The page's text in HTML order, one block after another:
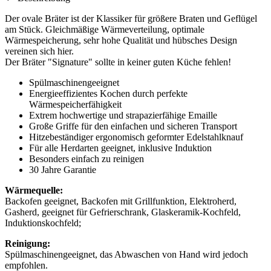
Der ovale Bräter ist der Klassiker für größere Braten und Geflügel
am Stück. Gleichmäßige Wärmeverteilung, optimale
Wärmespeicherung, sehr hohe Qualität und hübsches Design
vereinen sich hier.
Der Bräter "Signature" sollte in keiner guten Küche fehlen!
Spülmaschinengeeignet
Energieeffizientes Kochen durch perfekte
Wärmespeicherfähigkeit
Extrem hochwertige und strapazierfähige Emaille
Große Griffe für den einfachen und sicheren Transport
Hitzebeständiger ergonomisch geformter Edelstahlknauf
Für alle Herdarten geeignet, inklusive Induktion
Besonders einfach zu reinigen
30 Jahre Garantie
Wärmequelle:
Backofen geeignet, Backofen mit Grillfunktion, Elektroherd,
Gasherd, geeignet für Gefrierschrank, Glaskeramik-Kochfeld,
Induktionskochfeld;
Reinigung:
Spülmaschinengeeignet, das Abwaschen von Hand wird jedoch
empfohlen.